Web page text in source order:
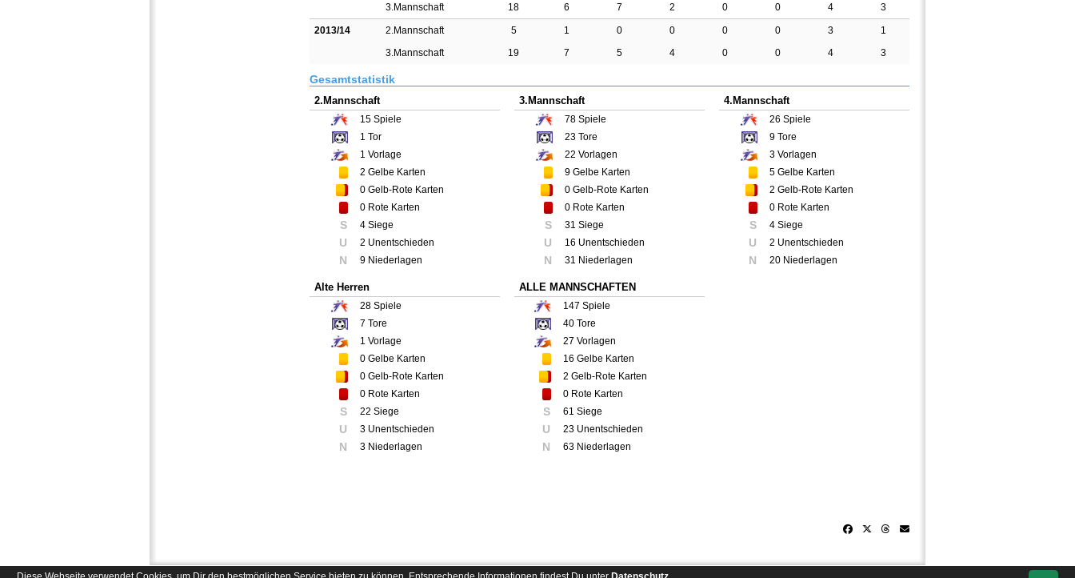
3.Mannschaft
18 6 7 2 0 0 4 3
2013/14 2.Mannschaft 5 1 0 0 0 0 3
1
3.Mannschaft
19 7 5 4 0 0 4 3
Gesamtstatistik
2.Mannschaft
15 Spiele
1 Tor
1 Vorlage
2 Gelbe Karten
0 Gelb-Rote Karten
0 Rote Karten
S 4 Siege
U 2 Unentschieden
N 9 Niederlagen
3.Mannschaft
78 Spiele
23 Tore
22 Vorlagen
9 Gelbe Karten
0 Gelb-Rote Karten
0 Rote Karten
S 31 Siege
U 16 Unentschieden
N 31 Niederlagen
4.Mannschaft
26 Spiele
9 Tore
3 Vorlagen
5 Gelbe Karten
2 Gelb-Rote Karten
0 Rote Karten
S 4 Siege
U 2 Unentschieden
N 20 Niederlagen
Alte Herren
28 Spiele
7 Tore
1 Vorlage
0 Gelbe Karten
0 Gelb-Rote Karten
0 Rote Karten
S 22 Siege
U 3 Unentschieden
N 3 Niederlagen
ALLE MANNSCHAFTEN
147 Spiele
40 Tore
27 Vorlagen
16 Gelbe Karten
2 Gelb-Rote Karten
0 Rote Karten
S 61 Siege
U 23 Unentschieden
N 63 Niederlagen